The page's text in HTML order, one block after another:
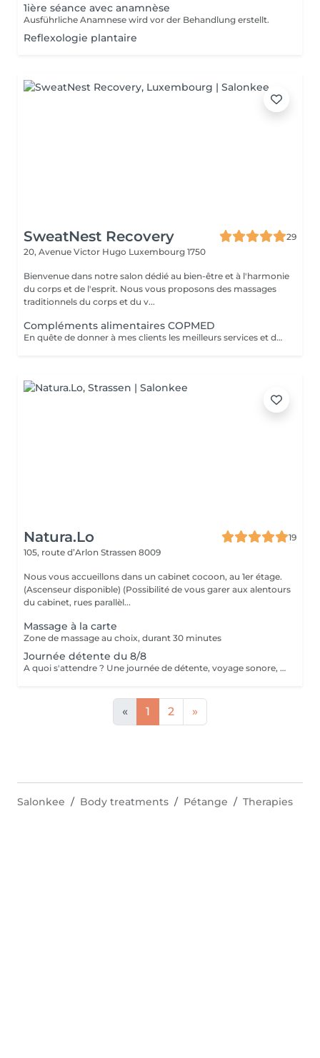
1ière séance avec anamnèse
Ausführliche Anamnese wird vor der Behandlung erstellt.
Reflexologie plantaire
SweatNest Recovery
29
20, Avenue Victor Hugo Luxembourg 1750
Bienvenue dans notre salon dédié au bien-être et à l'harmonie
du corps et de l'esprit. Nous vous proposons des massages
traditionnels du corps et du v...
Compléments alimentaires COPMED
En quête de donner à mes clients les meilleurs services et dans le concept de traiter les problèmes dans leur globalité, je me suis adressée aux produits de laboratoire COPMED. Leurs compliments alimentaires sont conçus par l'équipe médico-scientifiques pluridisciplinaires avec une sélection uniquement des ingrédients et actifs naturels de la plus haute qualité. Je vous propose mes services pour une prise en charge personnalisée selon votre profil et vos besoins afin d'améliorer votre bien-être général. La première consultation est indispensable pour que je puisse au maximum adapter les recommandations à vos habitudes et à votre rythme de vie. Avant la consultation je vous enverrai via votre adresse mail (que vous me communiquerez par WhatsApp sur le numéro 691 868 258) une questionnaire de la plateforme Bionalys afin d'établir votre profil bionutritionnel. La consultation peut être organisée soit dans l'institut SweatNest Recovery soit online.
Natura.Lo
19
105, route d’Arlon Strassen 8009
Nous vous accueillons dans un cabinet cocoon, au 1er étage.
(Ascenseur disponible) (Possibilité de vous garer aux alentours
du cabinet, rues parallèl...
Massage à la carte
Zone de massage au choix, durant 30 minutes
Journée détente du 8/8
A quoi s'attendre ? Une journée de détente, voyage sonore, un massage relaxant de 25', un hydromassage, un goûter de 14h à 18h30.
« 1 2 »
Salonkee Body treatments Pétange Therapies